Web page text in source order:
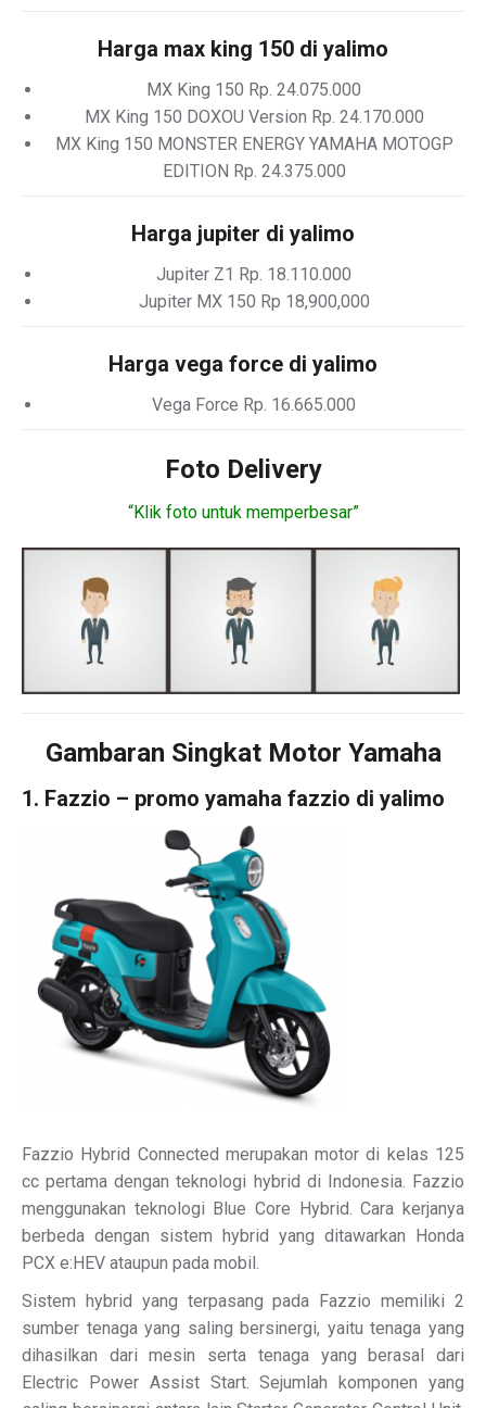
Harga max king 150 di yalimo
MX King 150 Rp. 24.075.000
MX King 150 DOXOU Version Rp. 24.170.000
MX King 150 MONSTER ENERGY YAMAHA MOTOGP
EDITION Rp. 24.375.000
Harga jupiter di yalimo
Jupiter Z1 Rp. 18.110.000
Jupiter MX 150 Rp 18,900,000
Harga vega force di yalimo
Vega Force Rp. 16.665.000
Foto Delivery
“Klik foto untuk memperbesar”
Gambaran Singkat Motor Yamaha
1. Fazzio – promo yamaha fazzio di yalimo
Fazzio Hybrid Connected merupakan motor di kelas 125
cc pertama dengan teknologi hybrid di Indonesia. Fazzio
menggunakan teknologi Blue Core Hybrid. Cara kerjanya
berbeda dengan sistem hybrid yang ditawarkan Honda
PCX e:HEV ataupun pada mobil.
Sistem hybrid yang terpasang pada Fazzio memiliki 2
sumber tenaga yang saling bersinergi, yaitu tenaga yang
dihasilkan dari mesin serta tenaga yang berasal dari
Electric Power Assist Start. Sejumlah komponen yang